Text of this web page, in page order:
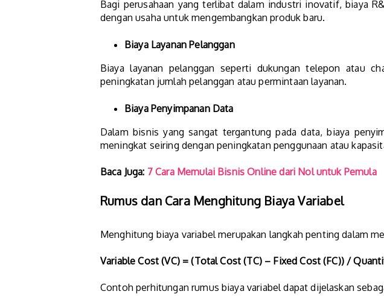
Bagi perusahaan yang terlibat dalam industri inovatif, biaya
dengan usaha untuk mengembangkan produk baru.
Biaya Layanan Pelanggan
Biaya layanan pelanggan seperti dukungan telepon atau
peningkatan jumlah pelanggan atau permintaan layanan.
Biaya Penyimpanan Data
Dalam bisnis yang sangat tergantung pada data, biaya
meningkat seiring dengan peningkatan penggunaan atau
Baca Juga: 7 Cara Memulai Bisnis Online dari Nol untuk Pemula
Rumus dan Cara Menghitung Biaya Variabel
Menghitung biaya variabel merupakan langkah penting dalam
Variable Cost (VC) = (Total Cost (TC) – Fixed Cost (FC)) /
Contoh perhitungan rumus biaya variabel dapat dijelaskan